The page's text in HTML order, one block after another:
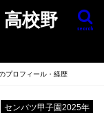
校野
search
プロフィール・経歴
センバツ甲子園2025年